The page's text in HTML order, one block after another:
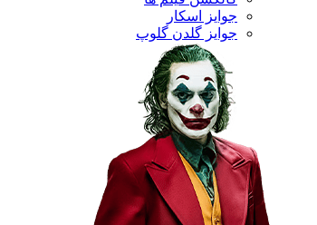
جوایز اسکار
جوایز گلدن گلوپ